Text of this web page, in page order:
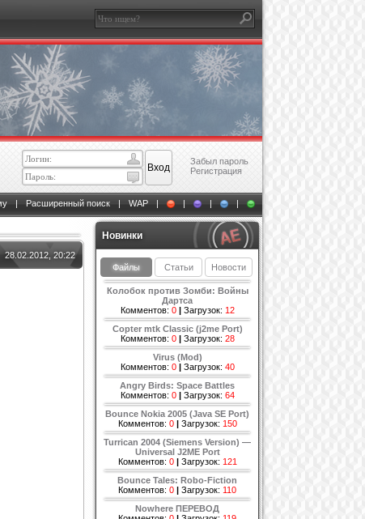
Забыл пароль
Регистрация
| Расширенный поиск | WAP | | | |
28.02.2012, 20:22
Новинки
Файлы Статьи Новости
Колобок против Зомби: Войны
Дартса
Комментов: 0| Загрузок: 12
Copter mtk Classic (j2me Port)
Комментов: 0| Загрузок: 28
Virus (Mod)
Комментов: 0| Загрузок: 40
Angry Birds: Space Battles
Комментов: 0| Загрузок: 64
Bounce Nokia 2005 (Java SE Port)
Комментов: 0| Загрузок: 150
Turrican 2004 (Siemens Version) —
Universal J2ME Port
Комментов: 0| Загрузок: 121
Bounce Tales: Robo-Fiction
Комментов: 0 | Загрузок: 110
Nowhere ПЕРЕВОД